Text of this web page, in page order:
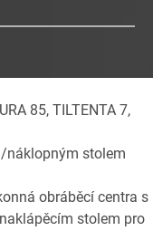
náklopným stolem
obráběcí centra s
stolem pro